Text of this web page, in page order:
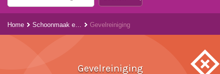
Home Schoonmaak en onderhoud Gevelreiniging
Gevelreiniging